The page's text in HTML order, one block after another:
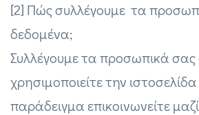
[2] Πώς συλλέγουμε τα
δεδομένα;
Συλλέγουμε τα προσωπικά
χρησιμοποιείτε την
παράδειγμα επικοινωνείτε